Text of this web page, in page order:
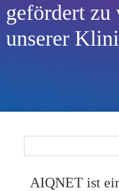
gefördert
unserer
AIQNET ist